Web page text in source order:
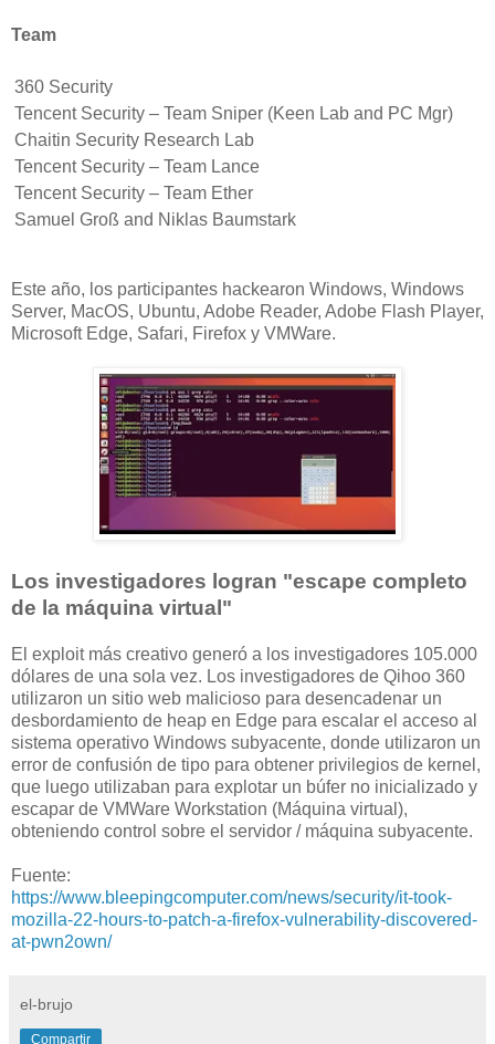
Team
360 Security
Tencent Security – Team Sniper (Keen Lab and PC Mgr)
Chaitin Security Research Lab
Tencent Security – Team Lance
Tencent Security – Team Ether
Samuel Groß and Niklas Baumstark
Este año, los participantes hackearon Windows, Windows
Server, MacOS, Ubuntu, Adobe Reader, Adobe Flash Player,
Microsoft Edge, Safari, Firefox y VMWare.
Los investigadores logran "escape completo
de la máquina virtual"
El exploit más creativo generó a los investigadores 105.000
dólares de una sola vez. Los investigadores de Qihoo 360
utilizaron un sitio web malicioso para desencadenar un
desbordamiento de heap en Edge para escalar el acceso al
sistema operativo Windows subyacente, donde utilizaron un
error de confusión de tipo para obtener privilegios de kernel,
que luego utilizaban para explotar un búfer no inicializado y
escapar de VMWare Workstation (Máquina virtual),
obteniendo control sobre el servidor / máquina subyacente.
Fuente:
https://www.bleepingcomputer.com/news/security/it-took-
mozilla-22-hours-to-patch-a-firefox-vulnerability-discovered-
at-pwn2own/
el-brujo
Compartir